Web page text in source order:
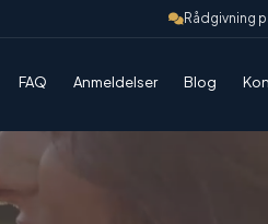
Rådgivning
FAQ Anmeldelser Blog